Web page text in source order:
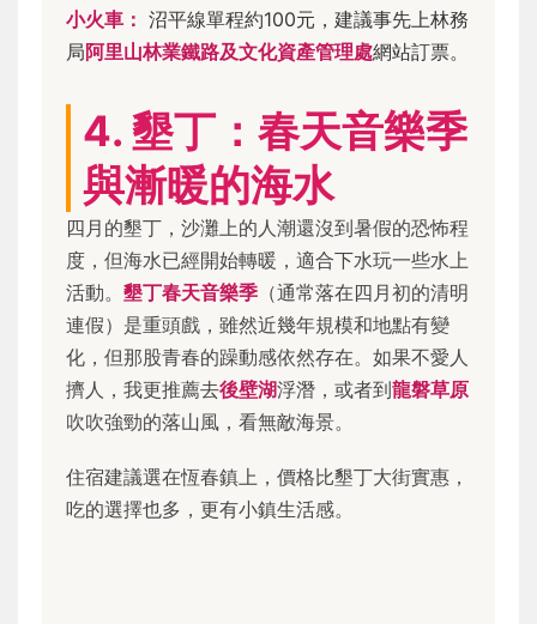
小火車： 沼平線單程約100元，建議事先上林務
局阿里山林業鐵路及文化資產管理處網站訂票。
4. 墾丁：春天音樂季
與漸暖的海水
四月的墾丁，沙灘上的人潮還沒到暑假的恐怖程
度，但海水已經開始轉暖，適合下水玩一些水上
活動。 墾丁春天音樂季 （通常落在四月初的清明
連假）是重頭戲，雖然近幾年規模和地點有變
化，但那股青春的躁動感依然存在。如果不愛人
擠人，我更推薦去後壁湖浮潛，或者到龍磐草原
吹吹強勁的落山風，看無敵海景。
住宿建議選在恆春鎮上，價格比墾丁大街實惠，
吃的選擇也多，更有小鎮生活感。